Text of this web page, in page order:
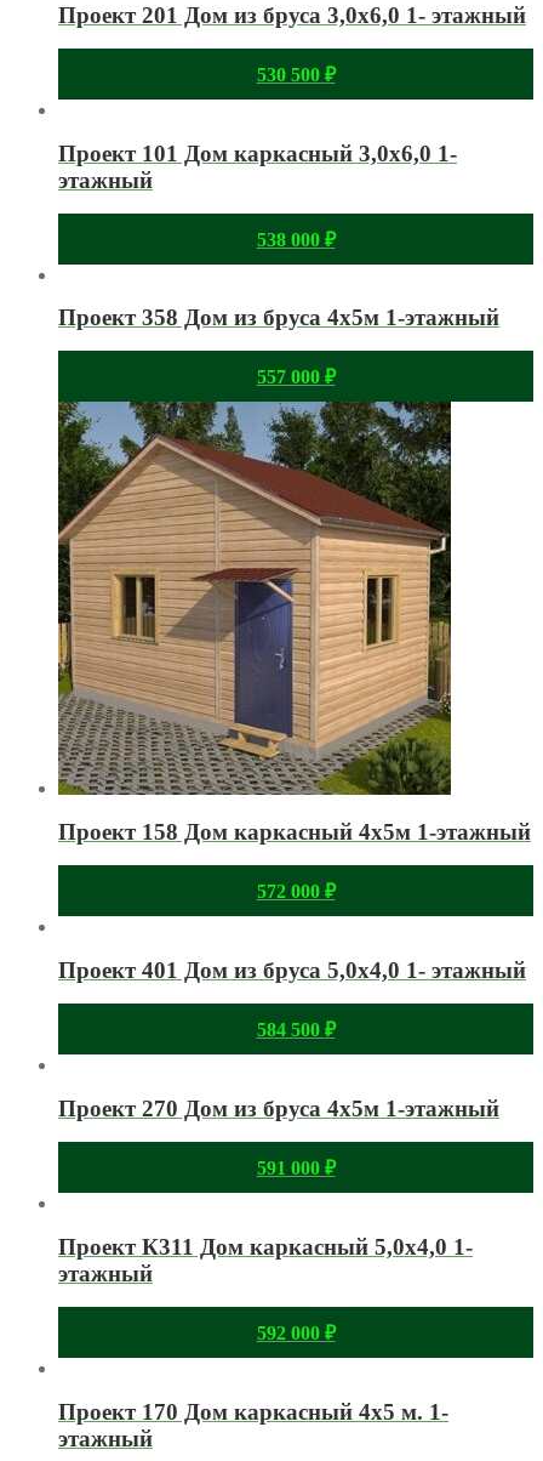
Проект 201 Дом из бруса 3,0х6,0 1- этажный
530 500 ₽
Проект 101 Дом каркасный 3,0х6,0 1-
этажный
538 000 ₽
Проект 358 Дом из бруса 4х5м 1-этажный
557 000 ₽
Проект 158 Дом каркасный 4х5м 1-этажный
572 000 ₽
Проект 401 Дом из бруса 5,0х4,0 1- этажный
584 500 ₽
Проект 270 Дом из бруса 4х5м 1-этажный
591 000 ₽
Проект К311 Дом каркасный 5,0х4,0 1-
этажный
592 000 ₽
Проект 170 Дом каркасный 4х5 м. 1-
этажный